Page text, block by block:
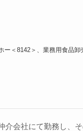
ー＜8142＞、業務用食品
会社にて勤務し、